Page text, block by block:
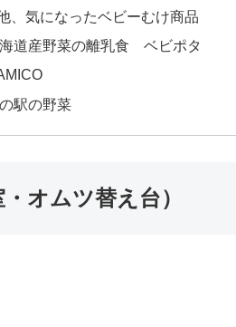
、気になったベビーむけ商品
道産野菜の離乳食 ベビポタ
駅の野菜
オムツ替え台）